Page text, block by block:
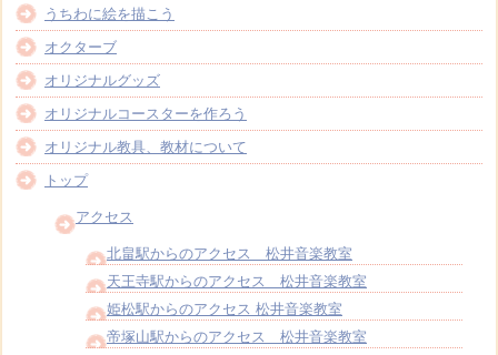
うちわに絵を描こう
オクターブ
オリジナルグッズ
オリジナルコースターを作ろう
オリジナル教具、教材について
トップ
アクセス
北畠駅からのアクセス 松井音楽教室
天王寺駅からのアクセス 松井音楽教室
姫松駅からのアクセス 松井音楽教室
帝塚山駅からのアクセス 松井音楽教室